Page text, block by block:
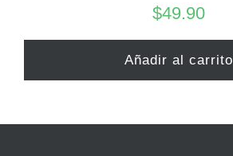
$49.90
Añadir al carrito